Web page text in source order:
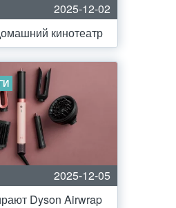
2025-12-02
кинотеатр
2025-12-05
Dyson Airwrap